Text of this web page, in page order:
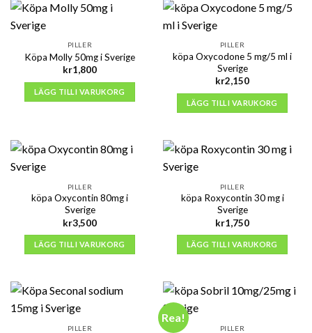
PILLER
Köpa Molly 50mg i Sverige
kr1,800
LÄGG TILL I VARUKORG
PILLER
köpa Oxycodone 5 mg/5 ml i
Sverige
kr2,150
LÄGG TILL I VARUKORG
PILLER
köpa Oxycontin 80mg i
Sverige
kr3,500
LÄGG TILL I VARUKORG
PILLER
köpa Roxycontin 30 mg i
Sverige
kr1,750
LÄGG TILL I VARUKORG
PILLER
Rea!
PILLER